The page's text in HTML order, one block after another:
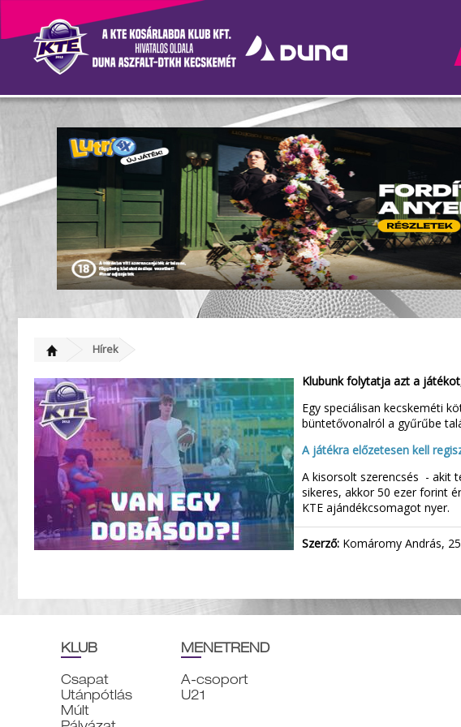
A szezon utolsó játékára itt
Hírek
Klubunk folytatja azt a
Egy speciálisan kecskeméti
büntetővonalról a gyűrűbe
A játékra előzetesen kell
A kisorsolt szerencsés - akit
sikeres, akkor 50 ezer forint
KTE ajándékcsomagot nyer.
Szerző: Komáromy András,
KLUB
Csapat
Utánpótlás
Múlt
MENETREND
A-csoport
U21